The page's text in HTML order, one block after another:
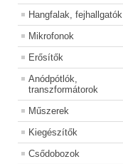
Hangfalak, fejhallgatók
Mikrofonok
Erősítők
Anódpótlók,
transzformátorok
Műszerek
Kiegészítők
Csődobozok